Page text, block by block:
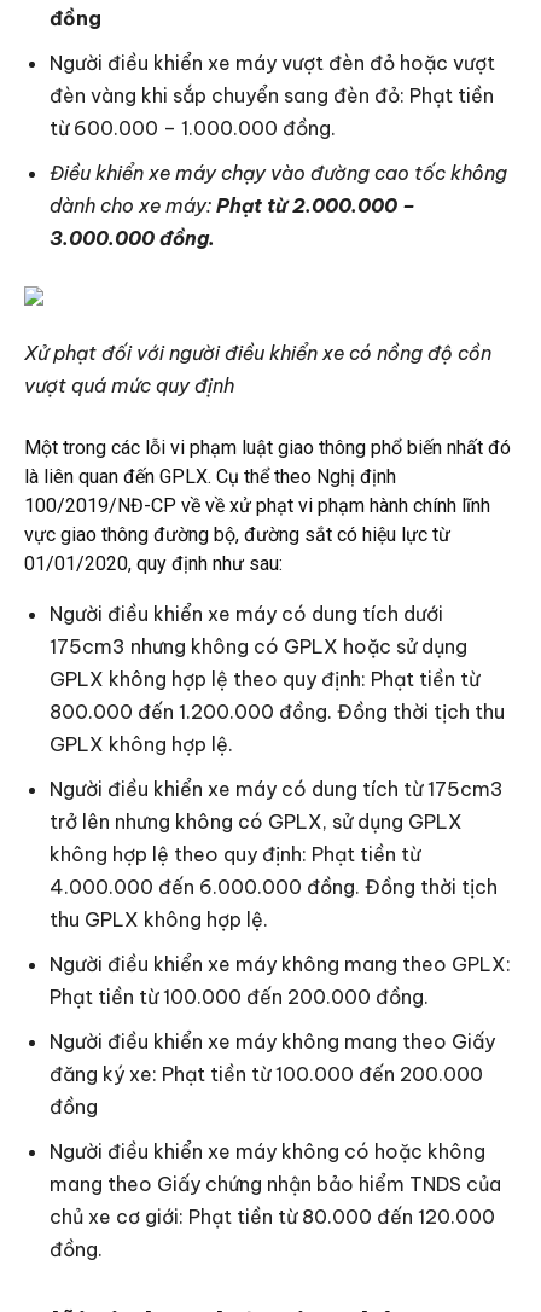
đồng
Người điều khiển xe máy vượt đèn đỏ hoặc vượt
đèn vàng khi sắp chuyển sang đèn đỏ: Phạt tiền
từ 600.000 – 1.000.000 đồng.
Điều khiển xe máy chạy vào đường cao tốc không
dành cho xe máy: Phạt từ 2.000.000 –
3.000.000 đồng.
Xử phạt đối với người điều khiển xe có nồng độ cồn
vượt quá mức quy định
Một trong các lỗi vi phạm luật giao thông phổ biến nhất đó
là liên quan đến GPLX. Cụ thể theo Nghị định
100/2019/NĐ-CP về về xử phạt vi phạm hành chính lĩnh
vực giao thông đường bộ, đường sắt có hiệu lực từ
01/01/2020, quy định như sau:
Người điều khiển xe máy có dung tích dưới
175cm3 nhưng không có GPLX hoặc sử dụng
GPLX không hợp lệ theo quy định: Phạt tiền từ
800.000 đến 1.200.000 đồng. Đồng thời tịch thu
GPLX không hợp lệ.
Người điều khiển xe máy có dung tích từ 175cm3
trở lên nhưng không có GPLX, sử dụng GPLX
không hợp lệ theo quy định: Phạt tiền từ
4.000.000 đến 6.000.000 đồng. Đồng thời tịch
thu GPLX không hợp lệ.
Người điều khiển xe máy không mang theo GPLX:
Phạt tiền từ 100.000 đến 200.000 đồng.
Người điều khiển xe máy không mang theo Giấy
đăng ký xe: Phạt tiền từ 100.000 đến 200.000
đồng
Người điều khiển xe máy không có hoặc không
mang theo Giấy chứng nhận bảo hiểm TNDS của
chủ xe cơ giới: Phạt tiền từ 80.000 đến 120.000
đồng.